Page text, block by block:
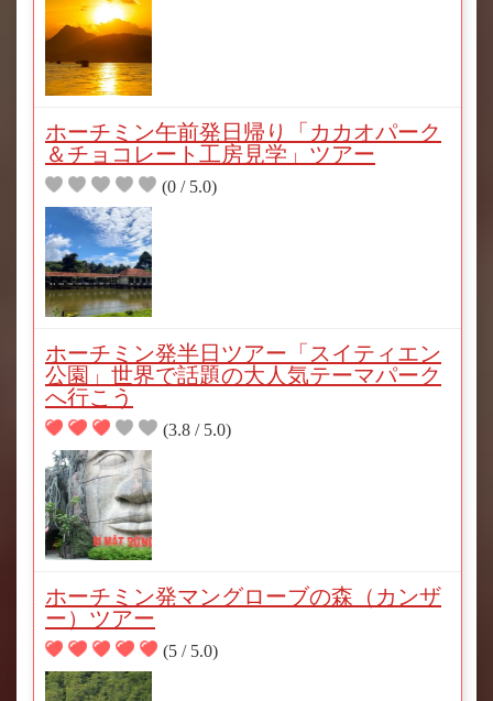
ホーチミン午前発日帰り「カカオパーク
＆チョコレート工房見学」ツアー
(0 / 5.0)
ホーチミン発半日ツアー「スイティエン
公園」世界で話題の大人気テーマパーク
へ行こう
(3.8 / 5.0)
ホーチミン発マングローブの森（カンザ
ー）ツアー
(5 / 5.0)